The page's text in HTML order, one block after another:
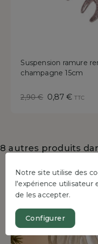
Suspension ramure
champagne 15cm
Prix
2,90 € Prix
0,87 € TTC
8 autres produits
Notre site utilise des
l'expérience utilisateur
de les accepter.
Configurer